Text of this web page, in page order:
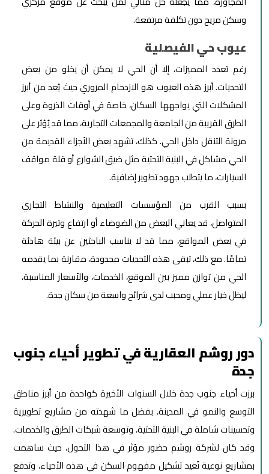
وسكن مريح دون تكلفة مرتفعة.
عيوب حي الفيصلية
رغم تعدد المميزات، إلا أن الحي لا يمكن أن يخلو من بعض
التحديات. أبرز هذه العيوب هو الازدحام المروري حيث يُعد من أبرز
المشكلات التي يواجهها السكان، خاصة في أوقات الذروة وعلى
الطرق القريبة من الجامعة والمجمعات التجارية، مما قد يُؤثر على
مرونة التنقل داخل الحي. كذلك، تشهد بعض الأجزاء القديمة من
الحي مشاكل في البنية التحتية مثل ضيق الشوارع أو قلة مواقف
السيارات، ما يتطلب جهود تطوير إضافية.
بسبب القرب من المؤسسات التعليمية والنشاط التجاري
المتواصل، قد يعاني البعض من الضوضاء أو ارتفاع وتيرة الحركة
في بعض المواقع، مما قد لا يناسب الباحثين عن بيئة هادئة
تمامًا. مع ذلك، تبقى هذه التحديات محدودة، مقارنة بما يقدمه
الحي من توازن مميز بين الموقع، الخدمات، والأسعار المناسبة،
ليظل خيار عملي ومحبب لدى شرائح واسعة من سكان جدة.
دور روشم العقارية في تطوير أحياء جنوب
جدة
برزت أحياء جنوب جدة خلال السنوات الأخيرة كواحدة من أبرز مناطق
التوسع والنمو في المدينة، بفضل ما شهدته من مشاريع تطويرية
وتحسينات شاملة في البنية التحتية، وتوسعة شبكات الطرق والخدمات.
وقد كان لشركة روشم حضور مؤثر في هذا التحول، حيث ساهمت
بمشاريع نوعية تُعيد تشكيل مفهوم السكن في هذه الأحياء، وتدفع